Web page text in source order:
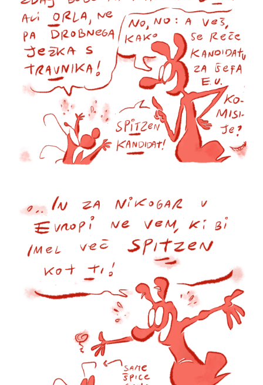
Volt Europa
Volt Evropa je hitro rastoče gibanje, ki si
prizadeva za bolj demokratično in federalno
Evropo. Kot prva panevropska stranka želi
izzive, kot so podnebne spremembe,
digitalizacija in socialna pravičnost, ter zgraditi
enotno Evropo na temeljih solidarnosti in
Volt Evropa Spletna stran
Volt Ljubljana